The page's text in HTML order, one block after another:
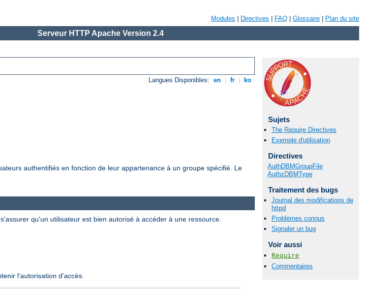
Modules Directives FAQ Glossaire Plan du site
Serveur HTTP Apache Version 2.4
Langues Disponibles: en fr ko
authentifiés en fonction de leur appartenance à un groupe spécifié. Le
Sujets
The Require Directives
Exemple d'utilisation
Directives
AuthDBMGroupFile
AuthzDBMType
Traitement des bugs
Journal des modifications de
httpd
Problèmes connus
Signaler un bug
Voir aussi
Require
Commentaires
qu'un utilisateur est bien autorisé à accéder à une ressource.
l'autorisation d'accès.